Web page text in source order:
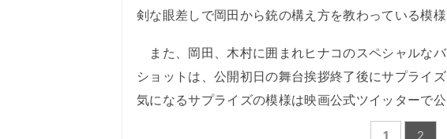
剣な眼差しで岡田から銃の構え方を教わっている模
また、岡田、木村に囲まれヒナコのスペシャルな
ショットは、公開初日の舞台挨拶終了後にサプライ
気になるサプライズの模様は映画公式ツイッターで公
1 2